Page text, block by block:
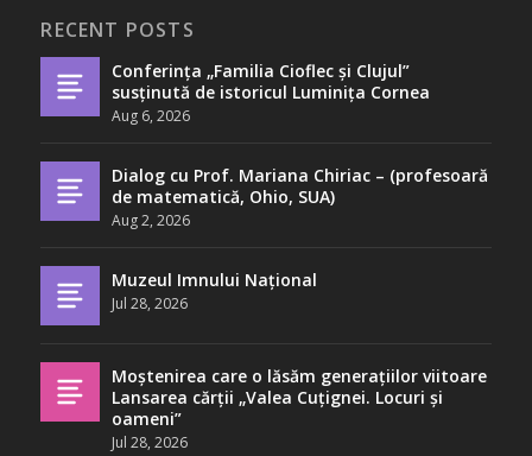
RECENT POSTS
Conferința „Familia Cioflec și Clujul”
susținută de istoricul Luminița Cornea
Aug 6, 2026
Dialog cu Prof. Mariana Chiriac – (profesoară
de matematică, Ohio, SUA)
Aug 2, 2026
Muzeul Imnului Național
Jul 28, 2026
Moștenirea care o lăsăm generațiilor viitoare
Lansarea cărții „Valea Cuțignei. Locuri și
oameni”
Jul 28, 2026